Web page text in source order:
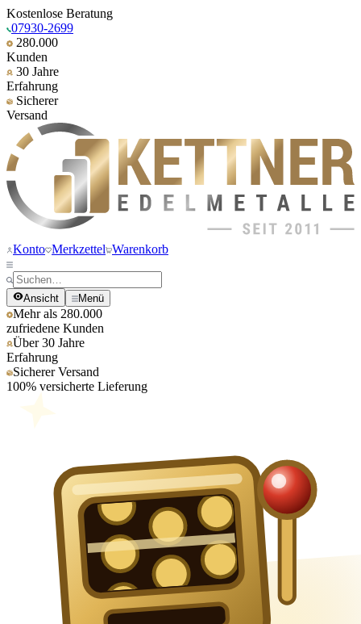
Kostenlose Beratung
07930-2699
280.000
Kunden
30 Jahre
Erfahrung
Sicherer
Versand
Konto Merkzettel Warenkorb
Ansicht Menü
Mehr als 280.000
zufriedene Kunden
Über 30 Jahre
Erfahrung
Sicherer Versand
100% versicherte Lieferung